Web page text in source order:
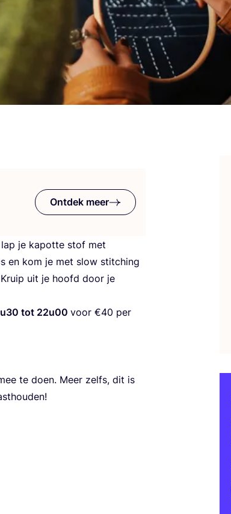
Ontdek meer
je kapot­te stof met
en kom je met slow stit­ching
uit je hoofd door je
u30 tot 22u00 voor €40 per
te doen. Meer zelfs, dit is